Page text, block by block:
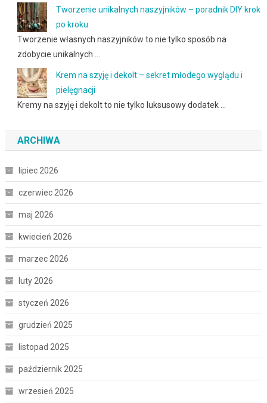
Tworzenie unikalnych naszyjników – poradnik DIY krok
po kroku
Tworzenie własnych naszyjników to nie tylko sposób na
zdobycie unikalnych …
Krem na szyję i dekolt – sekret młodego wyglądu i
pielęgnacji
Kremy na szyję i dekolt to nie tylko luksusowy dodatek …
ARCHIWA
lipiec 2026
czerwiec 2026
maj 2026
kwiecień 2026
marzec 2026
luty 2026
styczeń 2026
grudzień 2025
listopad 2025
październik 2025
wrzesień 2025